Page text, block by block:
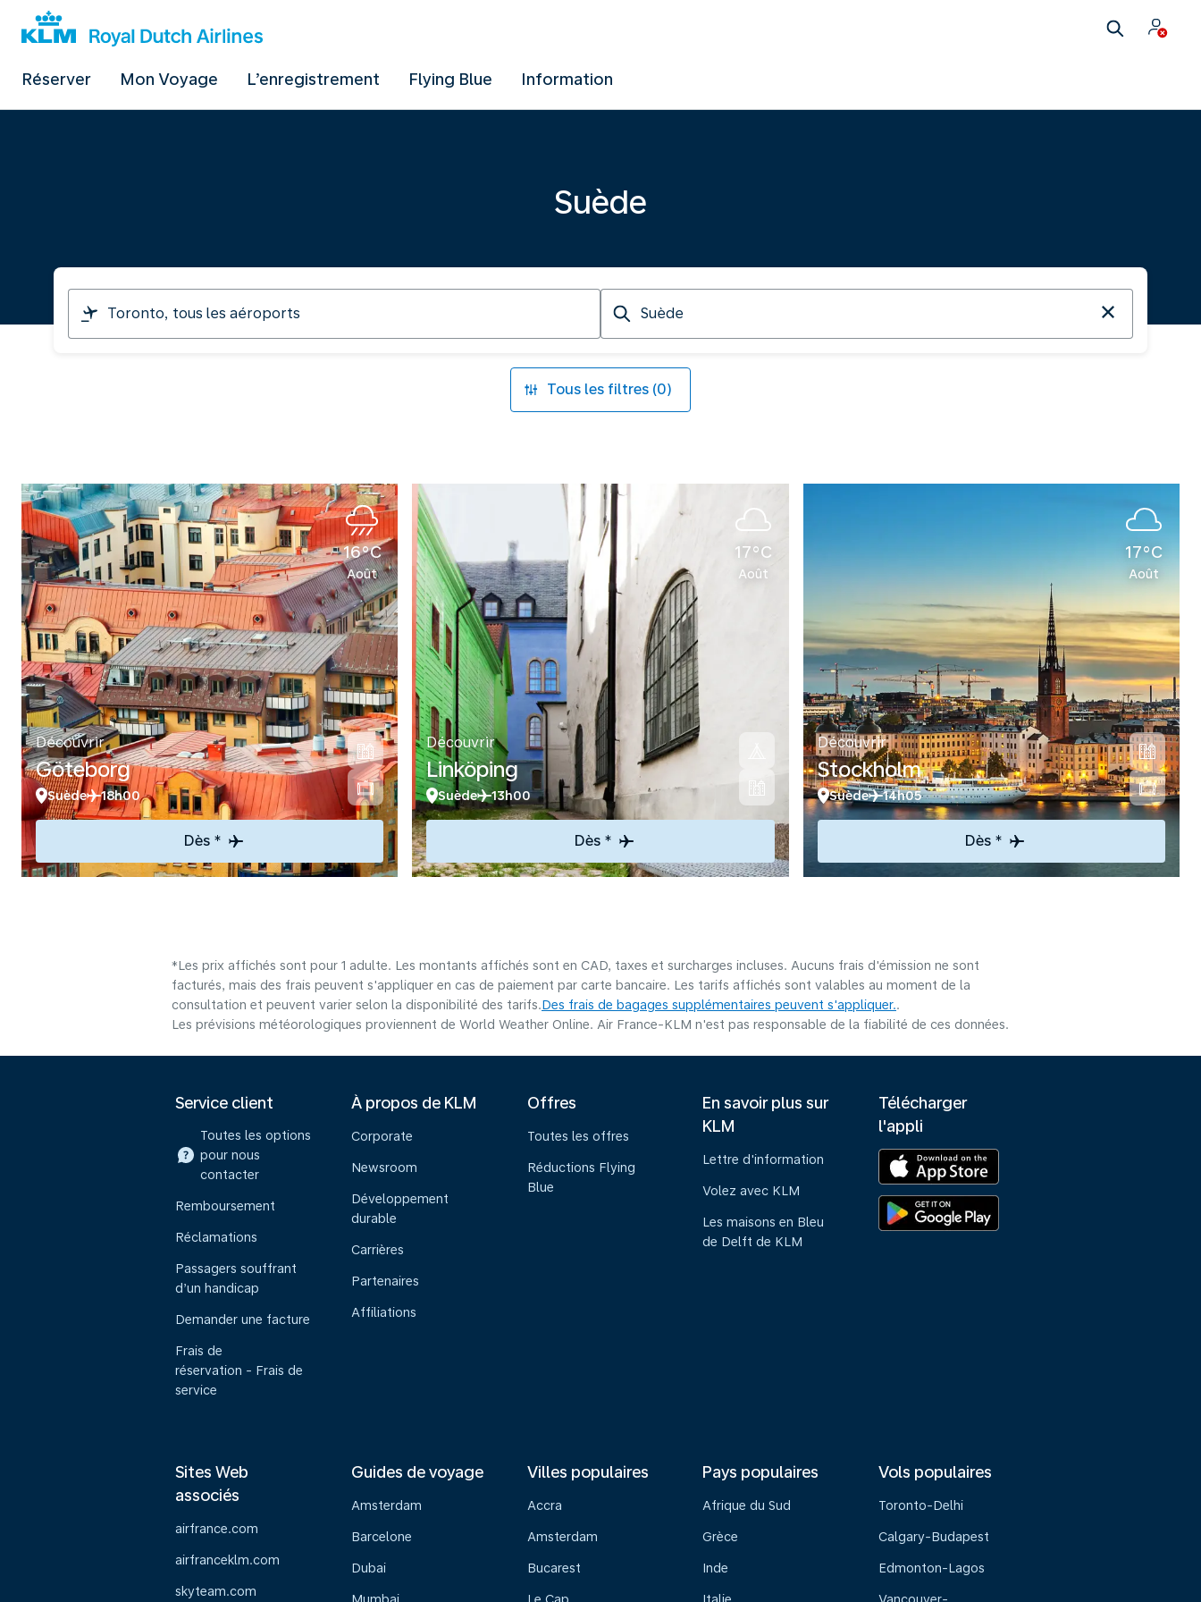
Réserver Mon Voyage L’enregistrement Flying Blue Information
Suède
Je
pars
de
Destination
Tous les filtres (0)
16°C
Août
Découvrir
Göteborg
Suède 18h00
Dès *
17°C
Août
Découvrir
Linköping
Suède 13h00
Dès *
17°C
Août
Découvrir
Stockholm
Suède 14h05
Dès *
*Les prix affichés sont pour 1 adulte. Les montants affichés sont en CAD, taxes et surcharges incluses. Aucuns frais d'émission ne sont
facturés, mais des frais peuvent s'appliquer en cas de paiement par carte bancaire. Les tarifs affichés sont valables au moment de la
consultation et peuvent varier selon la disponibilité des tarifs.Des frais de bagages supplémentaires peuvent s'appliquer..
Les prévisions météorologiques proviennent de World Weather Online. Air France-KLM n'est pas responsable de la fiabilité de ces données.
Service client
Toutes les options
pour nous
contacter
Remboursement
Réclamations
Passagers souffrant
d’un handicap
Demander une facture
Frais de
réservation - Frais de
service
À propos de KLM
Corporate
Newsroom
Développement
durable
Carrières
Partenaires
Affiliations
Offres
Toutes les offres
Réductions Flying
Blue
En savoir plus sur
KLM
Lettre d'information
Volez avec KLM
Les maisons en Bleu
de Delft de KLM
Télécharger
l'appli
Sites Web
associés
airfrance.com
airfranceklm.com
skyteam.com
Guides de voyage
Amsterdam
Barcelone
Dubai
Villes populaires
Accra
Amsterdam
Bucarest
Pays populaires
Afrique du Sud
Grèce
Inde
Vols populaires
Toronto-Delhi
Calgary-Budapest
Edmonton-Lagos